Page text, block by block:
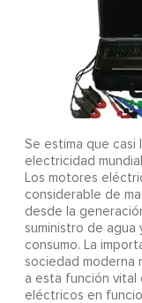
Se estima que casi
electricidad
Los motores
considerable de
desde la
suministro de agua
consumo. La
sociedad moderna
a esta función vital
eléctricos en